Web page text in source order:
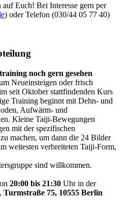
Euch! Bei Interesse gern per
) oder Telefon (030/44 05 77 40)
noch gern gesehen
Neueinsteigen oder frisch
seit Oktober stattfindenden Kurs
Training beginnt mit Dehn- und
Aufwärm- und
Kleine Taiji-Bewegungen
mit der spezifischen
machen, um dann die 24 Bilder
weitesten verbreiteten Taiji-Form,
sind willkommen.
20:00 bis 21:30 Uhr in der
Turmstraße 75, 10555 Berlin